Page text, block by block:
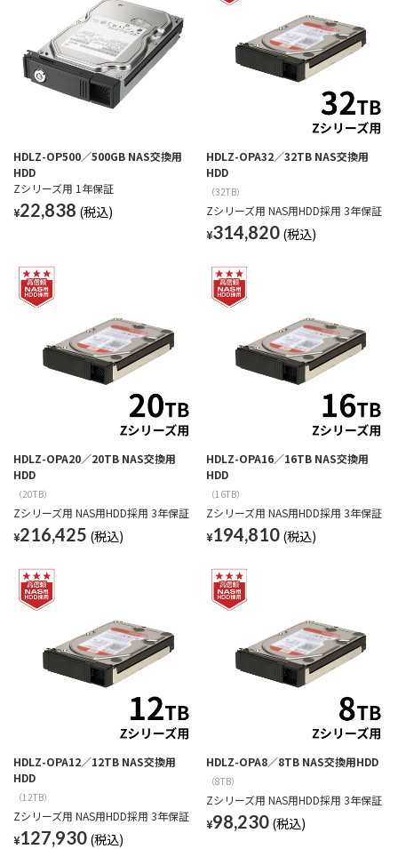
HDLZ-OP500／500GB NAS交換用
HDD
Zシリーズ用 1年保証
¥22,838
HDLZ-OPA32／32TB NAS交換用
HDD
（32TB）
Zシリーズ用 NAS用HDD採用 3年保証
¥314,820
HDLZ-OPA20／20TB NAS交換用
HDD
（20TB）
Zシリーズ用 NAS用HDD採用 3年保証
¥216,425
HDLZ-OPA16／16TB NAS交換用
HDD
（16TB）
Zシリーズ用 NAS用HDD採用 3年保証
¥194,810
HDLZ-OPA12／12TB NAS交換用
HDD
（12TB）
Zシリーズ用 NAS用HDD採用 3年保証
¥127,930
HDLZ-OPA8／8TB NAS交換用HDD
（8TB）
Zシリーズ用 NAS用HDD採用 3年保証
¥98,230